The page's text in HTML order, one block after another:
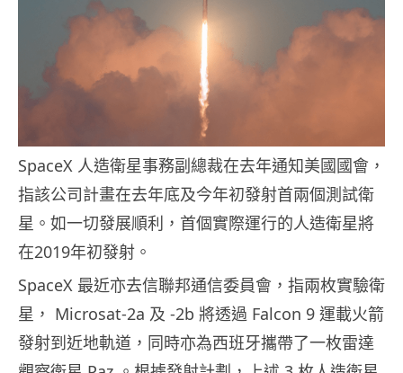
SpaceX 人造衛星事務副總裁在去年通知美國國會，
指該公司計畫在去年底及今年初發射首兩個測試衛
星。如一切發展順利，首個實際運行的人造衛星將
在2019年初發射。
SpaceX 最近亦去信聯邦通信委員會，指兩枚實驗衛
星， Microsat-2a 及 -2b 將透過 Falcon 9 運載火箭
發射到近地軌道，同時亦為西班牙攜帶了一枚雷達